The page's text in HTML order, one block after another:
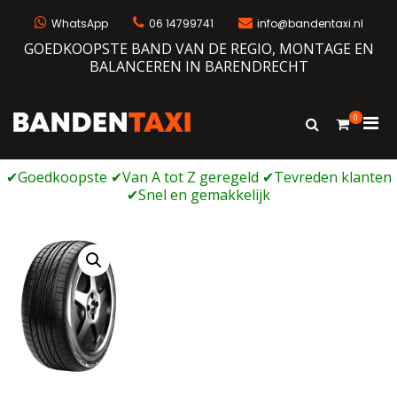
WhatsApp 06 14799741 info@bandentaxi.nl
GOEDKOOPSTE BAND VAN DE REGIO, MONTAGE EN
BALANCEREN IN BARENDRECHT
Bandengarage met eigen webshop
Toon
0
voor